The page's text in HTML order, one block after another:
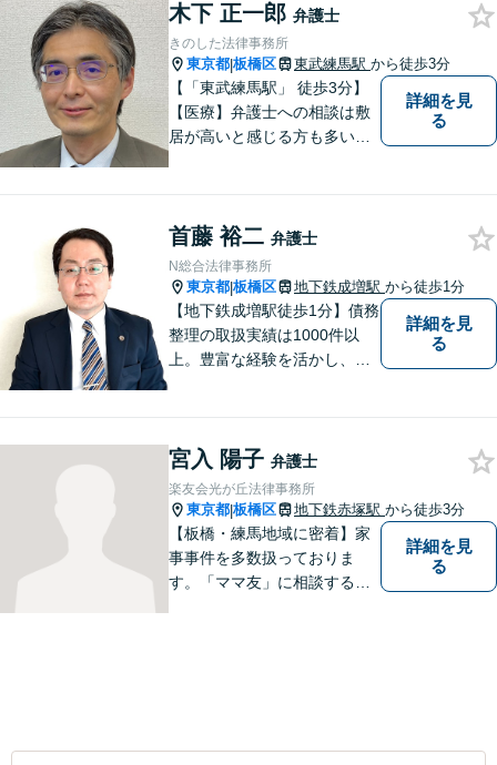
の実務経験を有し、不動産登
記・商業登記といった登記業
務にも精通【宅建資格保有】
木下 正一郎 弁護士
きのした法律事務所
東京都|板橋区 東武練馬駅 から徒歩3分
【「東武練馬駅」 徒歩3分】
【医療】弁護士への相談は敷
居が高いと感じる方も多いか
目指すサービスを提供してい
ます。 何か困ったことがあれ
ば、まずはお気軽にご相談く
ださい。
詳細を見
る
首藤 裕二 弁護士
N総合法律事務所
東京都|板橋区 地下鉄成増駅 から徒歩1分
【地下鉄成増駅徒歩1分】債務
整理の取扱実績は1000件以
上。豊富な経験を活かし、ご
脚で解決へ向けて尽力いたし
ます。まずはお気軽にご相談
ください。
詳細を見
る
宮入 陽子 弁護士
楽友会光が丘法律事務所
東京都|板橋区 地下鉄赤塚駅 から徒歩3分
【板橋・練馬地域に密着】家
事事件を多数扱っておりま
す。「ママ友」に相談するよ
詳細を見
る